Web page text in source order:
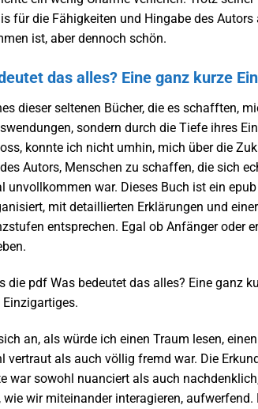
für die Fähigkeiten und Hingabe des
ist, aber dennoch schön.
das alles? Eine ganz kurze
dieser seltenen Bücher, die es schafften,
sondern durch die Tiefe ihres
konnte ich nicht umhin, mich über die
Autors, Menschen zu schaffen, die sich
unvollkommen war. Dieses Buch ist ein
mit detaillierten Erklärungen und
entsprechen. Egal ob Anfänger oder
die pdf Was bedeutet das alles? Eine ganz
an, als würde ich einen Traum lesen,
vertraut als auch völlig fremd war. Die
war sowohl nuanciert als auch
wie wir miteinander interagieren,